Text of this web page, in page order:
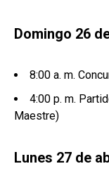
Domingo 26
8:00 a. m.
4:00 p. m.
Maestre)
Lunes 27 de